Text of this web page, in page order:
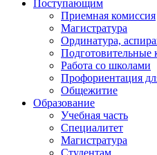
Поступающим
Приемная комиссия
Магистратура
Ординатура,
Подготовительные
Работа со школами
Профориентация
Общежитие
Образование
Учебная часть
Специалитет
Магистратура
Студентам